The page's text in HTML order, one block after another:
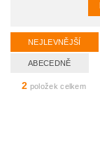
NEJLEVNĚJŠÍ
ABECEDNĚ
2 položek celkem